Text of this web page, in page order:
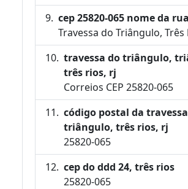
cep 25820-065 nome da rua
Travessa do Triângulo, Três
travessa do triângulo,
três rios, rj
Correios CEP 25820-065
código postal da
triângulo, três rios, rj
25820-065
cep do ddd 24, três rios
25820-065